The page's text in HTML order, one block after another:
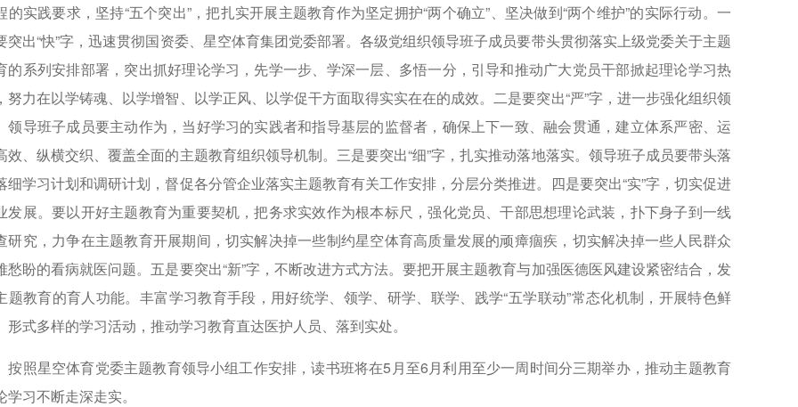
的实践要求，坚持“五个突出”，把扎实开展主题教育作为坚定拥护“两个确立”、坚决做到“两个维护”的实际行动。一
突出“快”字，迅速贯彻国资委、星空体育集团党委部署。各级党组织领导班子成员要带头贯彻落实上级党委关于主题
的系列安排部署，突出抓好理论学习，先学一步、学深一层、多悟一分，引导和推动广大党员干部掀起理论学习热
努力在以学铸魂、以学增智、以学正风、以学促干方面取得实实在在的成效。二是要突出“严”字，进一步强化组织领
领导班子成员要主动作为，当好学习的实践者和指导基层的监督者，确保上下一致、融会贯通，建立体系严密、运
效、纵横交织、覆盖全面的主题教育组织领导机制。三是要突出“细”字，扎实推动落地落实。领导班子成员要带头落
细学习计划和调研计划，督促各分管企业落实主题教育有关工作安排，分层分类推进。四是要突出“实”字，切实促进
发展。要以开好主题教育为重要契机，把务求实效作为根本标尺，强化党员、干部思想理论武装，扑下身子到一线
研究，力争在主题教育开展期间，切实解决掉一些制约星空体育高质量发展的顽瘴痼疾，切实解决掉一些人民群众
愁盼的看病就医问题。五是要突出“新”字，不断改进方式方法。要把开展主题教育与加强医德医风建设紧密结合，发
题教育的育人功能。丰富学习教育手段，用好统学、领学、研学、联学、践学“五学联动”常态化机制，开展特色鲜
形式多样的学习活动，推动学习教育直达医护人员、落到实处。
照星空体育党委主题教育领导小组工作安排，读书班将在5月至6月利用至少一周时间分三期举办，推动主题教育
学习不断走深走实。